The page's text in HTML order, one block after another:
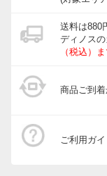
送料は880
ディノス
（税込）
商品ご到
ご利用ガ